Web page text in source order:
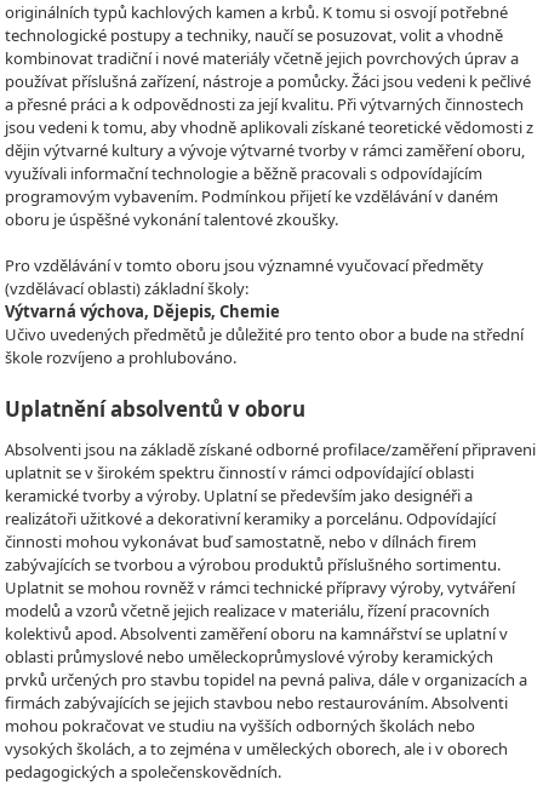
originálních typů kachlových kamen a krbů. K tomu si osvojí potřebné
technologické postupy a techniky, naučí se posuzovat, volit a vhodně
kombinovat tradiční i nové materiály včetně jejich povrchových úprav a
používat příslušná zařízení, nástroje a pomůcky. Žáci jsou vedeni k pečlivé
a přesné práci a k odpovědnosti za její kvalitu. Při výtvarných činnostech
jsou vedeni k tomu, aby vhodně aplikovali získané teoretické vědomosti z
dějin výtvarné kultury a vývoje výtvarné tvorby v rámci zaměření oboru,
využívali informační technologie a běžně pracovali s odpovídajícím
programovým vybavením. Podmínkou přijetí ke vzdělávání v daném
oboru je úspěšné vykonání talentové zkoušky.
Pro vzdělávání v tomto oboru jsou významné vyučovací předměty
(vzdělávací oblasti) základní školy:
Výtvarná výchova, Dějepis, Chemie
Učivo uvedených předmětů je důležité pro tento obor a bude na střední
škole rozvíjeno a prohlubováno.
Uplatnění absolventů v oboru
Absolventi jsou na základě získané odborné profilace/zaměření připraveni
uplatnit se v širokém spektru činností v rámci odpovídající oblasti
keramické tvorby a výroby. Uplatní se především jako designéři a
realizátoři užitkové a dekorativní keramiky a porcelánu. Odpovídající
činnosti mohou vykonávat buď samostatně, nebo v dílnách firem
zabývajících se tvorbou a výrobou produktů příslušného sortimentu.
Uplatnit se mohou rovněž v rámci technické přípravy výroby, vytváření
modelů a vzorů včetně jejich realizace v materiálu, řízení pracovních
kolektivů apod. Absolventi zaměření oboru na kamnářství se uplatní v
oblasti průmyslové nebo uměleckoprůmyslové výroby keramických
prvků určených pro stavbu topidel na pevná paliva, dále v organizacích a
firmách zabývajících se jejich stavbou nebo restaurováním. Absolventi
mohou pokračovat ve studiu na vyšších odborných školách nebo
vysokých školách, a to zejména v uměleckých oborech, ale i v oborech
pedagogických a společenskovědních.